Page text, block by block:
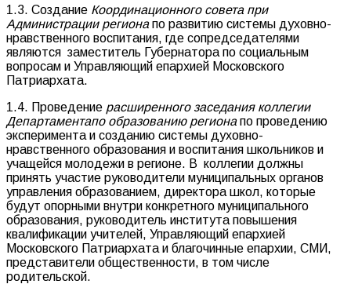
1.3. Создание Координационного совета при
Администрации регионапо развитию системы духовно-
нравственного воспитания, где сопредседателями
являются заместитель Губернатора по социальным
вопросам и Управляющий епархией Московского
Патриархата.
1.4. Проведение расширенного заседания коллегии
Департаментапо образованию регионапо проведению
эксперимента и созданию системы духовно-
нравственного образования и воспитания школьников и
учащейся молодежи в регионе. В коллегии должны
принять участие руководители муниципальных органов
управления образованием, директора школ, которые
будут опорными внутри конкретного муниципального
образования, руководитель института повышения
квалификации учителей, Управляющий епархией
Московского Патриархата и благочинные епархии, СМИ,
представители общественности, в том числе
родительской.